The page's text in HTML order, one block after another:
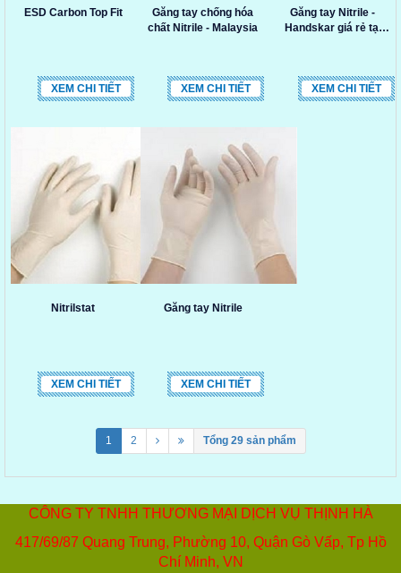
ESD Carbon Top Fit
XEM CHI TIẾT
Găng tay chống hóa
chất Nitrile - Malaysia
XEM CHI TIẾT
Găng tay Nitrile -
Handskar giá rẻ tại
XEM CHI TIẾT
Nitrilstat
XEM CHI TIẾT
Găng tay Nitrile
XEM CHI TIẾT
1 2 Tổng 29 sản phẩm
CÔNG TY TNHH THƯƠNG MẠI DỊCH VỤ THỊNH HÀ
417/69/87 Quang Trung, Phường 10, Quận Gò Vấp, Tp Hồ
Chí Minh, VN